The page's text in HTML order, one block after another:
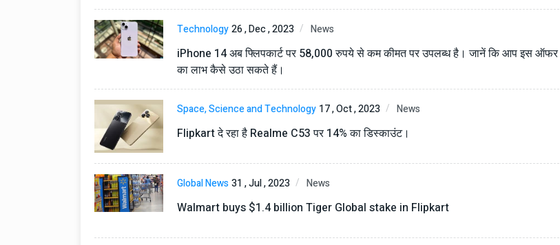
Technology26 , Dec , 2023 News
iPhone 14 अब फ्लिपकार्ट पर 58,000 रुपये से कम कीमत पर उपलब्ध है। जानें कि आप इस ऑफर
का लाभ कैसे उठा सकते हैं।
Space, Science and Technology 17 , Oct , 2023 News
Flipkart दे रहा है Realme C53 पर 14% का डिस्काउंट।
Global News31 , Jul , 2023 News
Walmart buys $1.4 billion Tiger Global stake in Flipkart
National News 29 , Dec , 2024
जनवरी महीने में 15 दिनों तक बंद रहेंगे
National News 28 , Dec , 2024
देहरादून में भारी बारिश के बाद ठंड
बढ़ी।
5
National News 29 , Dec , 2024
देहरादून में भारी बारिश के बाद ठंड